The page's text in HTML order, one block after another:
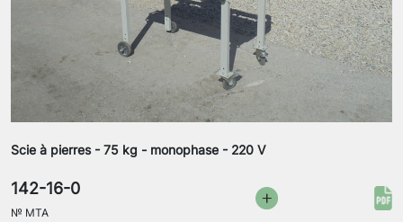
Scie à pierres - 75 kg - monophase - 220 V
142-16-0
№ MTA